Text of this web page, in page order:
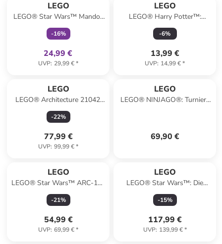
LEGO
LEGO® Star Wars™ Mandos
und Grogus N-1 Starfighter™
- ab 4 Jahren
-16%
24,99 €
UVP: 29,99 €*
LEGO
LEGO® Harry Potter™:
Fliegender Ford Anglia™ - ab
7 Jahren
-6%
13,99 €
UVP: 14,99 €*
LEGO
LEGO® Architecture 21042:
Freiheitsstatue - ab 16 Jahren
-22%
77,99 €
UVP: 99,99 €*
LEGO
LEGO® NINJAGO®: Turnier-
69,90 €
LEGO
LEGO® Star Wars™ ARC-170
Starfighter™ - ab 9 Jahren
-21%
54,99 €
UVP: 69,99 €*
LEGO
LEGO® Star Wars™: Die
Onyx Cinder - ab 10 Jahren
-15%
117,99 €
UVP: 139,99 €*